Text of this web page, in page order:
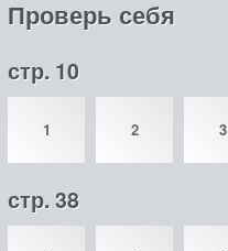
Проверь себя
стр. 10
1 2 3
стр. 38